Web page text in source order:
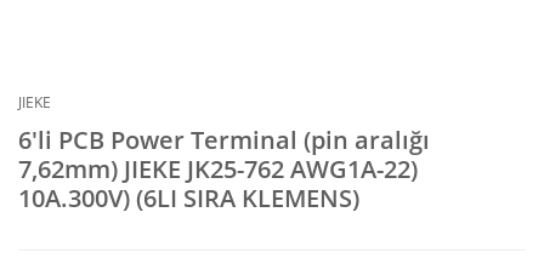
JIEKE
6'li PCB Power Terminal (pin aralığı
7,62mm) JIEKE JK25-762 AWG1A-22)
10A.300V) (6LI SIRA KLEMENS)